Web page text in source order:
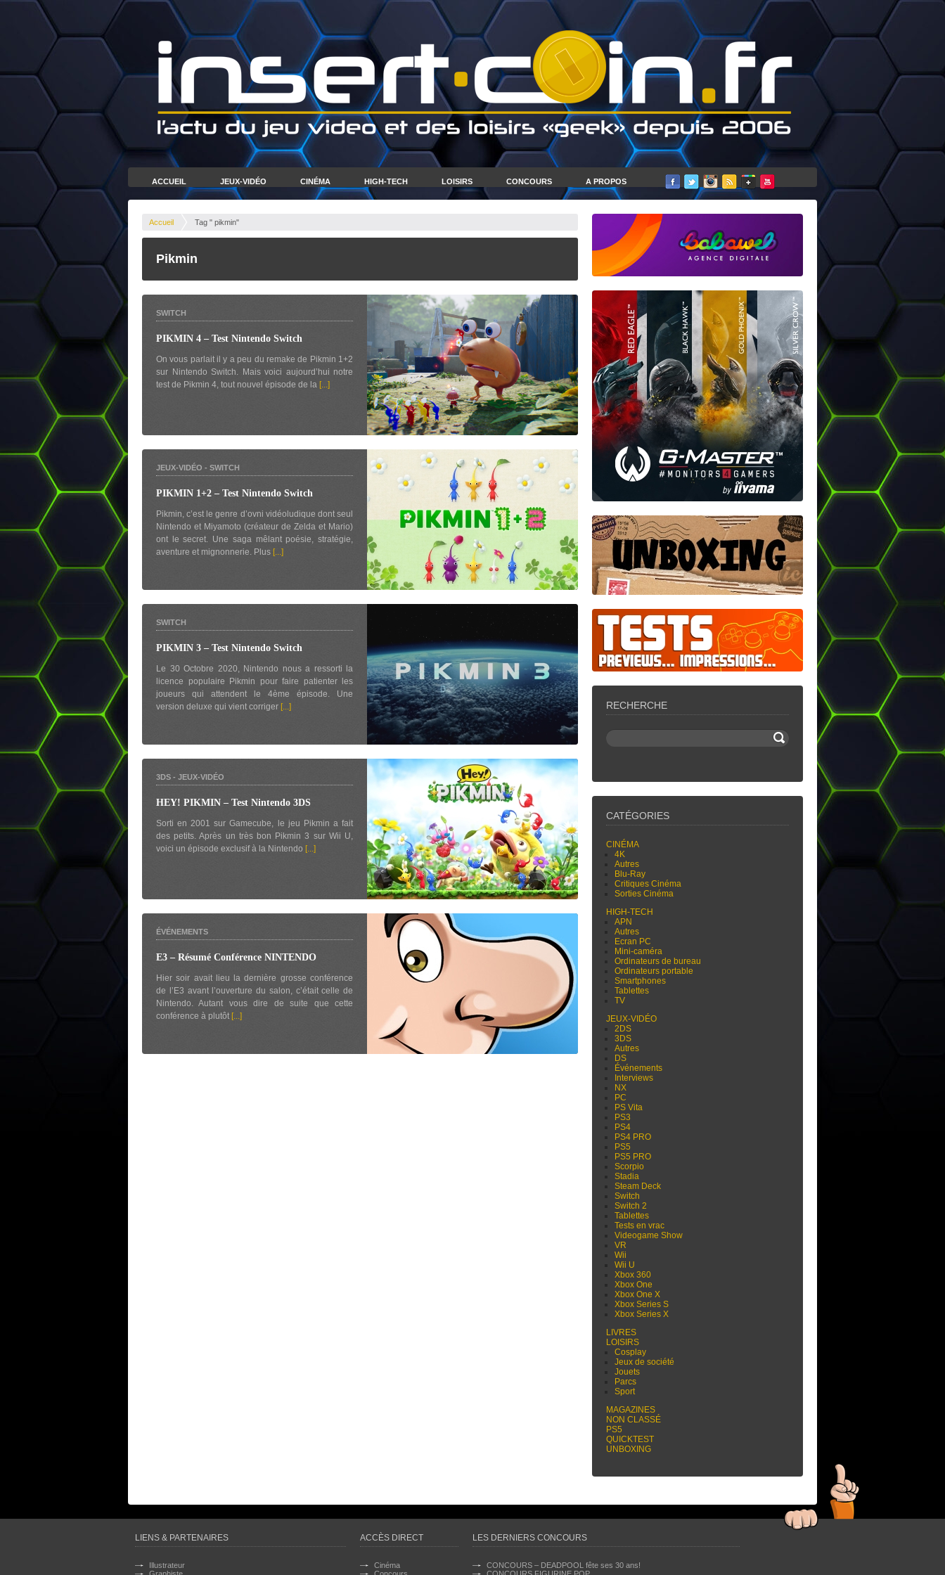
ACCUEIL JEUX-VIDÉO CINÉMA HIGH-TECH LOISIRS CONCOURS A PROPOS
Accueil Tag " pikmin"
Pikmin
SWITCH
PIKMIN 4 – Test Nintendo Switch
On vous parlait il y a peu du remake de Pikmin 1+2
sur Nintendo Switch. Mais voici aujourd’hui notre
test de Pikmin 4, tout nouvel épisode de la [...]
JEUX-VIDÉO - SWITCH
PIKMIN 1+2 – Test Nintendo Switch
Pikmin, c’est le genre d’ovni vidéoludique dont seul
Nintendo et Miyamoto (créateur de Zelda et Mario)
ont le secret. Une saga mêlant poésie, stratégie,
aventure et mignonnerie. Plus [...]
SWITCH
PIKMIN 3 – Test Nintendo Switch
Le 30 Octobre 2020, Nintendo nous a ressorti la
licence populaire Pikmin pour faire patienter les
joueurs qui attendent le 4ème épisode. Une
version deluxe qui vient corriger [...]
3DS - JEUX-VIDÉO
HEY! PIKMIN – Test Nintendo 3DS
Sorti en 2001 sur Gamecube, le jeu Pikmin a fait
des petits. Après un très bon Pikmin 3 sur Wii U,
voici un épisode exclusif à la Nintendo [...]
ÉVÉNEMENTS
E3 – Résumé Conférence NINTENDO
Hier soir avait lieu la dernière grosse conférence
de l’E3 avant l’ouverture du salon, c’était celle de
Nintendo. Autant vous dire de suite que cette
conférence à plutôt [...]
RECHERCHE
CATÉGORIES
CINÉMA
4K
Autres
Blu-Ray
Critiques Cinéma
Sorties Cinéma
HIGH-TECH
APN
Autres
Ecran PC
Mini-caméra
Ordinateurs de bureau
Ordinateurs portable
Smartphones
Tablettes
TV
JEUX-VIDÉO
2DS
3DS
Autres
DS
Événements
Interviews
NX
PC
PS Vita
PS3
PS4
PS4 PRO
PS5
PS5 PRO
Scorpio
Stadia
Steam Deck
Switch
Switch 2
Tablettes
Tests en vrac
Videogame Show
VR
Wii
Wii U
Xbox 360
Xbox One
Xbox One X
Xbox Series S
Xbox Series X
LIVRES
LOISIRS
Cosplay
Jeux de société
Jouets
Parcs
Sport
MAGAZINES
NON CLASSÉ
PS5
QUICKTEST
UNBOXING
LIENS & PARTENAIRES
Illustrateur
ACCÈS DIRECT
Cinéma
LES DERNIERS CONCOURS
CONCOURS – DEADPOOL fête ses 30 ans!